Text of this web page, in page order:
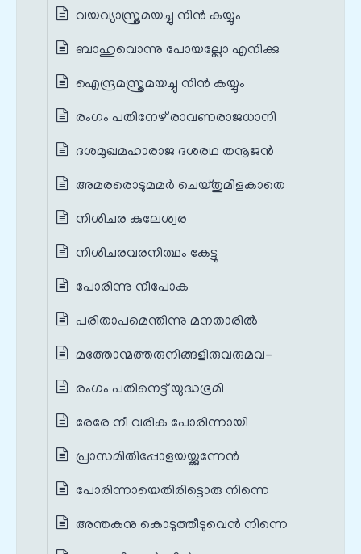
വയവ്യാസ്ത്രമയച്ചു നിൻ കയ്യും
ബാഹുവൊന്നു പോയല്ലോ എനിക്കു
ഐന്ദ്രമസ്ത്രമയച്ചു നിൻ കയ്യും
രംഗം പതിനേഴ് രാവണരാജധാനി
ദശമുഖമഹാരാജ ദശരഥ തനൂജൻ
അമരരൊടുമമർ ചെയ്തുമിളകാതെ
നിശിചര കുലേശ്വര
നിശിചരവരനിത്ഥം കേട്ടു
പോരിന്നു നീപോക
പരിതാപമെന്തിന്നു മനതാരിൽ
മത്തോന്മത്തരുനിങ്ങളിരുവരുമവ-
രംഗം പതിനെട്ട് യുദ്ധഭൂമി
രേരേ നീ വരിക പോരിന്നായി
പ്രാസമിതിപ്പോളയയ്ക്കുന്നേൻ
പോരിന്നായെതിരിട്ടൊരു നിന്നെ
അന്തകനു കൊടുത്തീടുവെൻ നിന്നെ